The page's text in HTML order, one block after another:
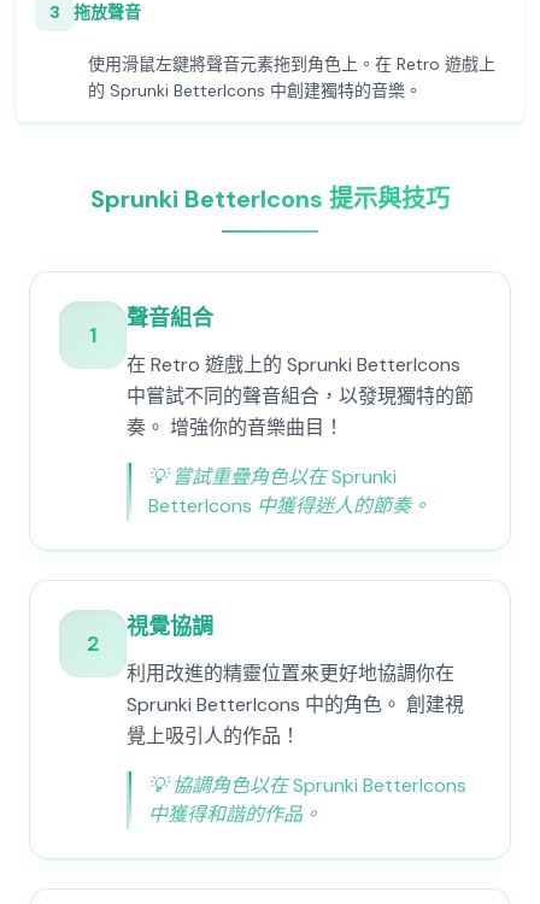
3 拖放聲音
使用滑鼠左鍵將聲音元素拖到角色上。在 Retro 遊戲上
的 Sprunki BetterIcons 中創建獨特的音樂。
Sprunki BetterIcons 提示與技巧
1
聲音組合
在 Retro 遊戲上的 Sprunki BetterIcons
中嘗試不同的聲音組合，以發現獨特的節
奏。 增強你的音樂曲目！
💡 嘗試重疊角色以在 Sprunki
BetterIcons 中獲得迷人的節奏。
2
視覺協調
利用改進的精靈位置來更好地協調你在
Sprunki BetterIcons 中的角色。 創建視
覺上吸引人的作品！
💡協調角色以在 Sprunki BetterIcons
中獲得和諧的作品。